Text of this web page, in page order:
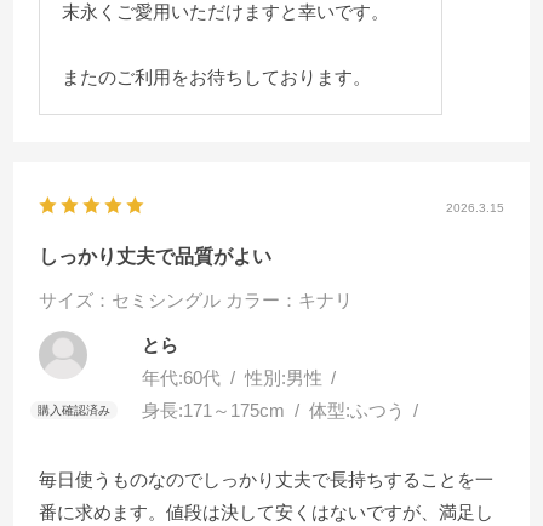
末永くご愛用いただけますと幸いです。
またのご利用をお待ちしております。
2026.3.15
しっかり丈夫で品質がよい
サイズ：セミシングル カラー：キナリ
とら
年代:60代 性別:男性
身長:171～175cm 体型:ふつう
毎日使うものなのでしっかり丈夫で長持ちすることを一
番に求めます。値段は決して安くはないですが、満足し